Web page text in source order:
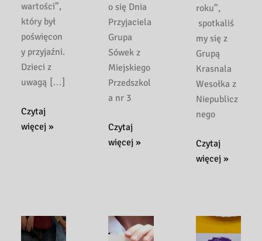
wartości”,
który był
poświęcon
y przyjaźni.
Dzieci z
uwagą […]
„Z
książką
zajęcia
czytelniczo-
Czytaj
więcej »
o się Dnia
Przyjaciela
Grupa
Sówek z
Miejskiego
Przedszkol
a nr 3
„Kto
ma
–
zajęcia
Czytaj
więcej »
roku”,
spotkaliś
my się z
Grupą
Krasnala
Wesołka z
Niepublicz
nego
„Książka
o
–
lato”
Czytaj
więcej »